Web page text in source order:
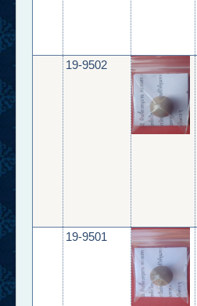
19-9502
19-9501